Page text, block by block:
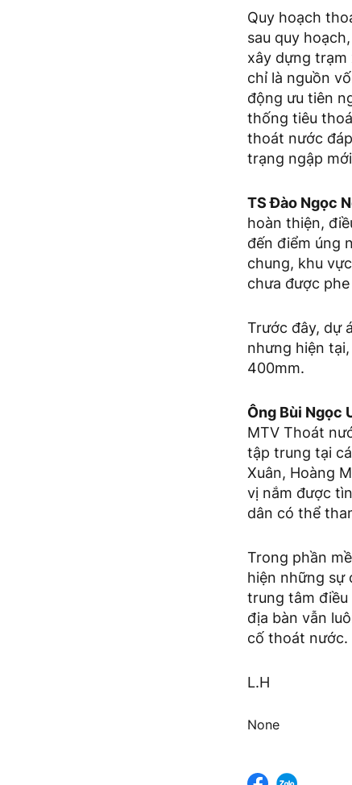
Quy hoạch
sau quy
xây dựng trạm
chỉ là nguồn
động ưu tiên
thống tiêu
thoát nước
trạng ngập
TS Đào Ngọc
hoàn thiện,
đến điểm úng
chung, khu
chưa được
Trước đây, dự
nhưng hiện
400mm.
Ông Bùi Ngọc
MTV Thoát
tập trung tại
Xuân, Hoàng
vị nắm được
dân có thể
Trong phần
hiện những sự
trung tâm điều
địa bàn vẫn
cố thoát nước.
L.H
None